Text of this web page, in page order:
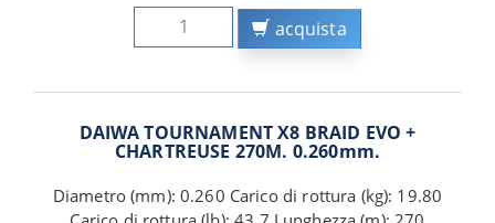
acquista
DAIWA TOURNAMENT X8 BRAID EVO +
CHARTREUSE 270M. 0.260mm.
Diametro (mm): 0.260 Carico di rottura (kg): 19.80